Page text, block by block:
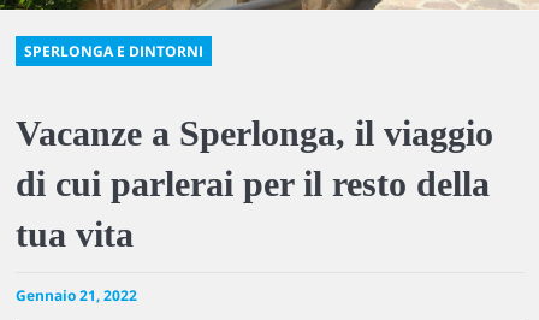
SPERLONGA E DINTORNI
Vacanze a Sperlonga, il viaggio
di cui parlerai per il resto della
tua vita
Gennaio 21, 2022